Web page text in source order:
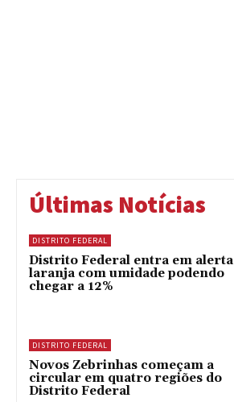
Últimas Notícias
DISTRITO FEDERAL
Distrito Federal entra em alerta
laranja com umidade podendo
chegar a 12%
DISTRITO FEDERAL
Novos Zebrinhas começam a
circular em quatro regiões do
Distrito Federal